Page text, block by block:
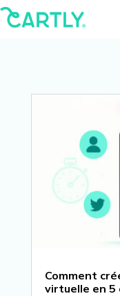
Comment
virtuelle en 5